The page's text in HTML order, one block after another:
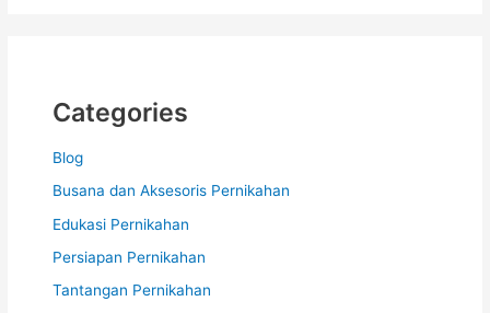
Categories
Blog
Busana dan Aksesoris Pernikahan
Edukasi Pernikahan
Persiapan Pernikahan
Tantangan Pernikahan